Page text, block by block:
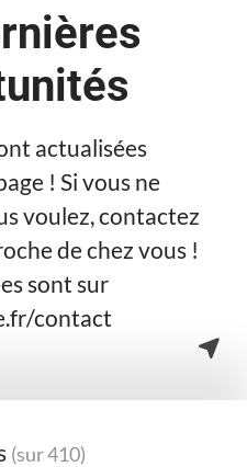
actualisées
! Si vous ne
voulez, contactez
de chez vous !
sont sur
contact
(sur 410)